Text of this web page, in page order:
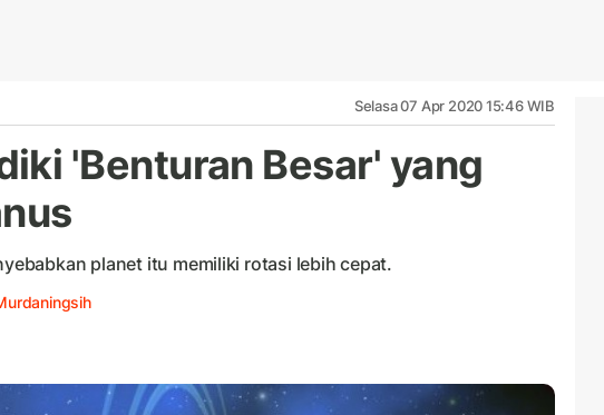
Selasa 07 Apr 2020 15:46 WIB
'Benturan Besar' yang
planet itu memiliki rotasi lebih cepat.